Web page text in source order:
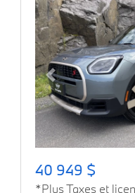
Previous
40 949 $
*Plus Taxes et